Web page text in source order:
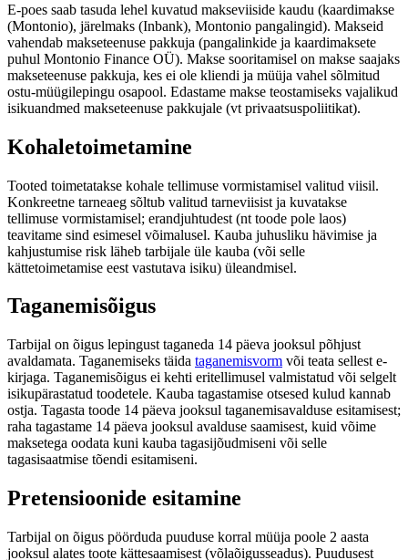
E-poes saab tasuda lehel kuvatud makseviiside kaudu (kaardimakse
(Montonio), järelmaks (Inbank), Montonio pangalingid). Makseid
vahendab makseteenuse pakkuja (pangalinkide ja kaardimaksete
puhul Montonio Finance OÜ). Makse sooritamisel on makse saajaks
makseteenuse pakkuja, kes ei ole kliendi ja müüja vahel sõlmitud
ostu-müügilepingu osapool. Edastame makse teostamiseks vajalikud
isikuandmed makseteenuse pakkujale (vt privaatsuspoliitikat).
Kohaletoimetamine
Tooted toimetatakse kohale tellimuse vormistamisel valitud viisil.
Konkreetne tarneaeg sõltub valitud tarneviisist ja kuvatakse
tellimuse vormistamisel; erandjuhtudest (nt toode pole laos)
teavitame sind esimesel võimalusel. Kauba juhusliku hävimise ja
kahjustumise risk läheb tarbijale üle kauba (või selle
kättetoimetamise eest vastutava isiku) üleandmisel.
Taganemisõigus
Tarbijal on õigus lepingust taganeda 14 päeva jooksul põhjust
avaldamata. Taganemiseks täida taganemisvorm või teata sellest e-
kirjaga. Taganemisõigus ei kehti eritellimusel valmistatud või selgelt
isikupärastatud toodetele. Kauba tagastamise otsesed kulud kannab
ostja. Tagasta toode 14 päeva jooksul taganemisavalduse esitamisest;
raha tagastame 14 päeva jooksul avalduse saamisest, kuid võime
maksetega oodata kuni kauba tagasijõudmiseni või selle
tagasisaatmise tõendi esitamiseni.
Pretensioonide esitamine
Tarbijal on õigus pöörduda puuduse korral müüja poole 2 aasta
jooksul alates toote kättesaamisest (võlaõigusseadus). Puudusest